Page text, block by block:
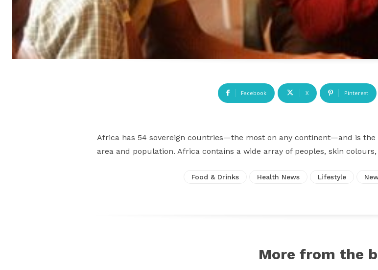
Facebook X Pinterest
Africa has 54 sovereign countries—the most on any continent—and is
area and population. Africa contains a wide array of peoples, skin
Food & Drinks Health News Lifestyle
More from the